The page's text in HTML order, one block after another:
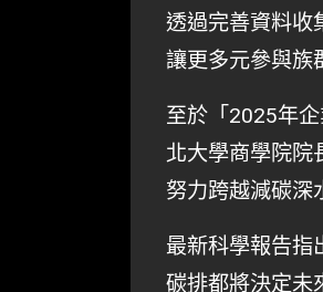
透過完善資料收
讓更多元參與族
至於「2025年
北大學商學院院
努力跨越減碳深
最新科學報告指
碳排都將決定未